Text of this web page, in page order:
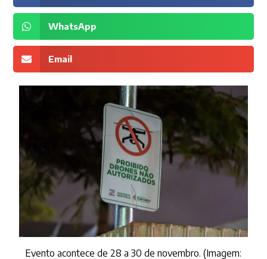
WhatsApp
Email
Evento acontece de 28 a 30 de novembro. (Imagem: